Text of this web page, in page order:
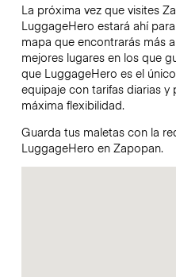
La próxima vez que visites
LuggageHero estará ahí
mapa que encontrarás más
mejores lugares en los que
que LuggageHero es el
equipaje con tarifas diarias
máxima flexibilidad.
Guarda tus maletas con la
LuggageHero en Zapopan.